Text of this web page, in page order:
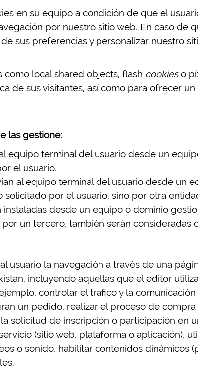
en su equipo a condición de que el
por nuestro sitio web. En caso
sus preferencias y personalizar nuestro
como local shared objects, flash cookieso
de sus visitantes, así como para ofrecer
las gestione:
equipo terminal del usuario desde un
el usuario.
al equipo terminal del usuario desde un
por el usuario, sino por otra
instaladas desde un equipo o dominio
un tercero, también serán consideradas
usuario la navegación a través de una
incluyendo aquellas que el editor
controlar el tráfico y la
un pedido, realizar el proceso de
solicitud de inscripción o participación en
(sitio web, plataforma o aplicación),
o sonido, habilitar contenidos dinámicos